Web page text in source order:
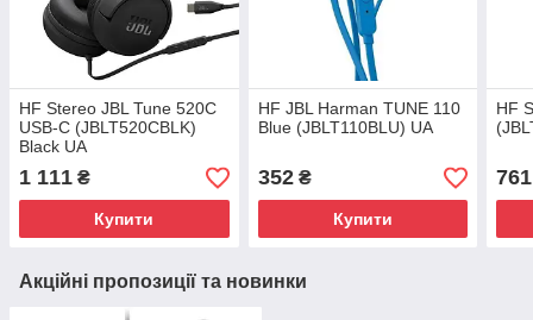
HF Stereo JBL Tune 520C
USB-C (JBLT520CBLK)
Black UA
1 111 ₴
Купити
HF JBL Harman TUNE 110
Blue (JBLT110BLU) UA
352₴
Купити
HF
761
Акційні пропозиції та новинки